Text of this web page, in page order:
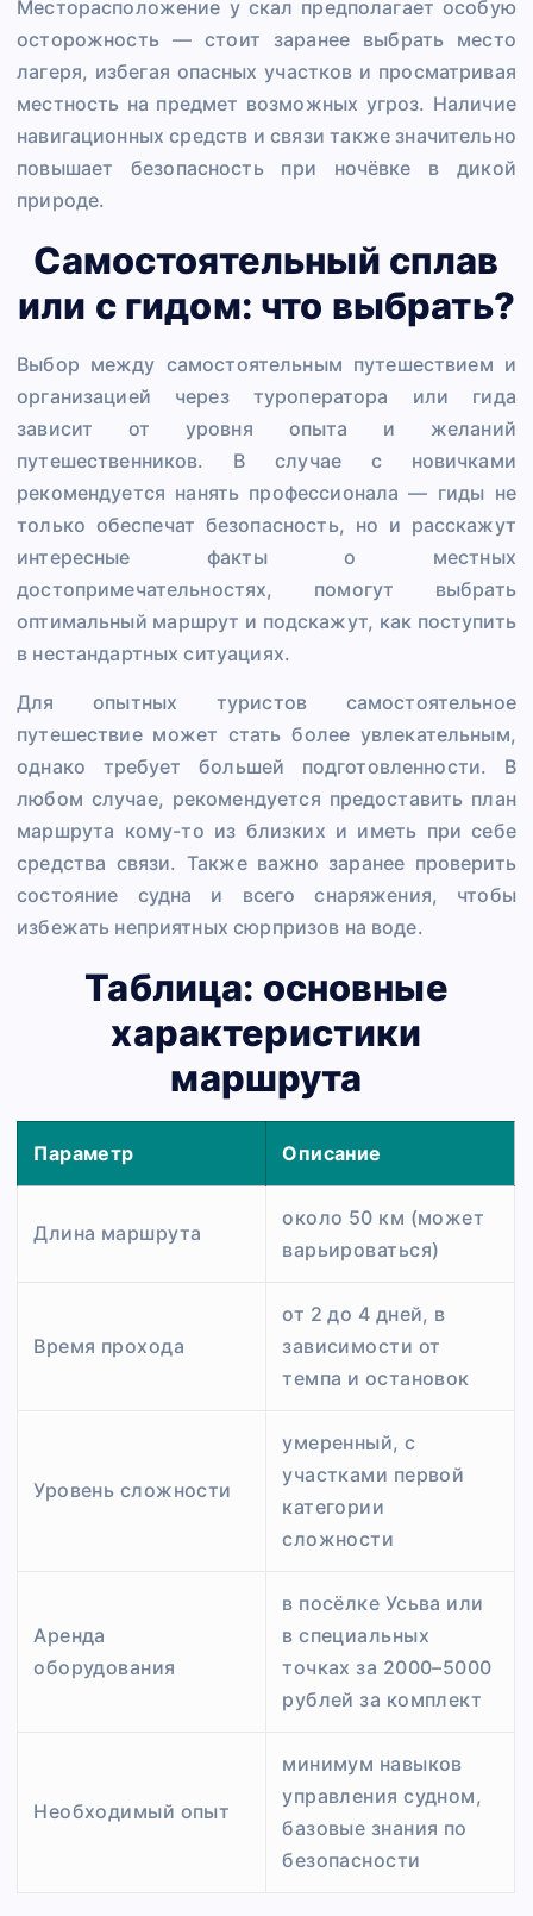
Месторасположение у скал предполагает особую
осторожность — стоит заранее выбрать место
лагеря, избегая опасных участков и просматривая
местность на предмет возможных угроз. Наличие
навигационных средств и связи также значительно
повышает безопасность при ночёвке в дикой
природе.
Самостоятельный сплав
или с гидом: что выбрать?
Выбор между самостоятельным путешествием и
организацией через туроператора или гида
зависит от уровня опыта и желаний
путешественников. В случае с новичками
рекомендуется нанять профессионала — гиды не
только обеспечат безопасность, но и расскажут
интересные факты о местных
достопримечательностях, помогут выбрать
оптимальный маршрут и подскажут, как поступить
в нестандартных ситуациях.
Для опытных туристов самостоятельное
путешествие может стать более увлекательным,
однако требует большей подготовленности. В
любом случае, рекомендуется предоставить план
маршрута кому-то из близких и иметь при себе
средства связи. Также важно заранее проверить
состояние судна и всего снаряжения, чтобы
избежать неприятных сюрпризов на воде.
Таблица: основные
характеристики
маршрута
Параметр Описание
Длина маршрута
около 50 км (может
варьироваться)
Время прохода
от 2 до 4 дней, в
зависимости от
темпа и остановок
Уровень сложности
умеренный, с
участками первой
категории
сложности
Аренда
оборудования
в посёлке Усьва или
в специальных
точках за 2000–5000
рублей за комплект
Необходимый опыт
минимум навыков
управления судном,
базовые знания по
безопасности